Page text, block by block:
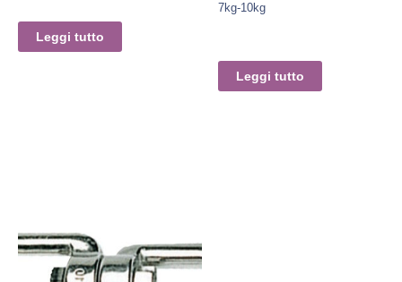
Leggi tutto
7kg-10kg
Leggi tutto